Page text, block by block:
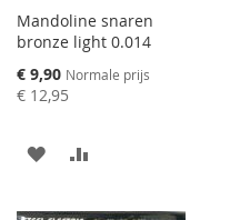
Mandoline snaren
bronze light 0.014
Speciale
prijs
€ 9,90 Normale prijs
€ 12,95
AAN